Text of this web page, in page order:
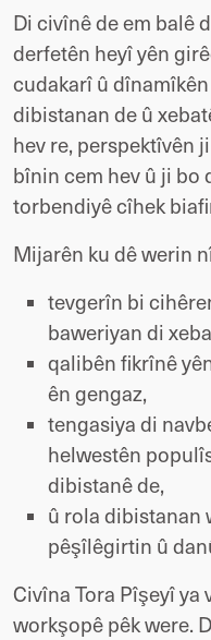
Di civînê de em balê
derfetên heyî yên
cudakarî û
dibistanan de û
hev re, perspektîvên
bînin cem hev û ji bo
torbendiyê cîhek
Mijarên ku dê werin
tevgerîn bi
baweriyan di
qalibên fikrînê
ên gengaz,
tengasiya di
helwestên
dibistanê de,
û rola dibistanan
pêşîlêgirtin û
Civîna Tora Pîşeyî ya
workşopê pêk were.